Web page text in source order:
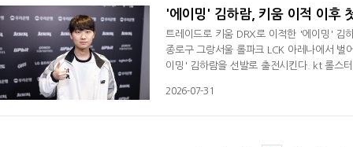
'에이밍' 김하람, 키움 이적 이후
트레이드로 키움 DRX로 이적한 '에이밍' 김
종로구 그랑서울 롤파크 LCK 아레나에서 벌
이밍' 김하람을 선발로 출전시킨다. kt 롤스
신중하게 고려한 결과다. 유연한 선수단 운
2026-07-31